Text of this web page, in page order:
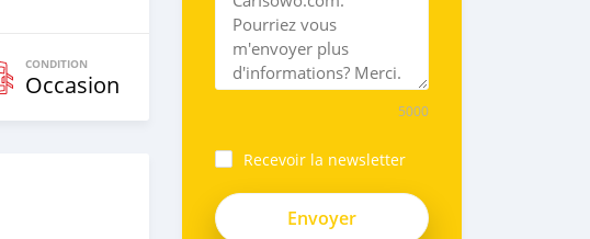
CONDITION
Occasion
5000
Recevoir la newsletter
3x5pXteNoZiUYBxvkJMf